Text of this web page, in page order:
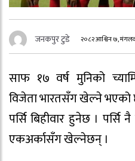
जनकपुर टुडे २०८२ आश्विन ७,
साफ १७ वर्ष मुनिको
विजेता भारतसँग खेल्ने
पर्सि बिहीवार हुनेछ ।
एकअर्कासँग खेल्नेछन् ।